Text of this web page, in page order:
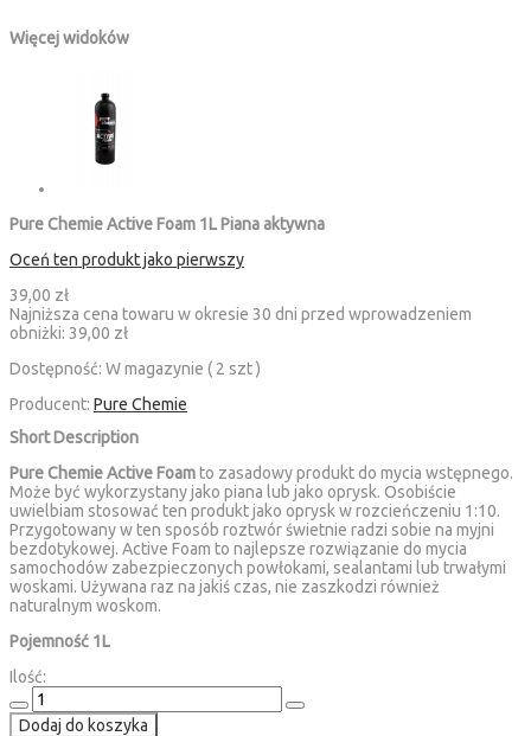
Więcej widoków
Pure Chemie Active Foam 1L Piana aktywna
Oceń ten produkt jako pierwszy
39,00 zł
Najniższa cena towaru w okresie 30 dni przed wprowadzeniem
obniżki: 39,00 zł
Dostępność: W magazynie ( 2 szt )
Producent: Pure Chemie
Short Description
Pure Chemie Active Foamto zasadowy produkt do mycia wstępnego.
Może być wykorzystany jako piana lub jako oprysk. Osobiście
uwielbiam stosować ten produkt jako oprysk w rozcieńczeniu 1:10.
Przygotowany w ten sposób roztwór świetnie radzi sobie na myjni
bezdotykowej. Active Foam to najlepsze rozwiązanie do mycia
samochodów zabezpieczonych powłokami, sealantami lub trwałymi
woskami. Używana raz na jakiś czas, nie zaszkodzi również
naturalnym woskom.
Pojemność 1L
Ilość:
Dodaj do koszyka